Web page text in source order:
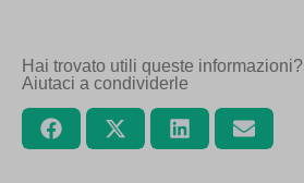
Hai trovato utili queste informazioni?
Aiutaci a condividerle